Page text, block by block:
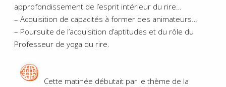
approfondissement de l’esprit intérieur du rire…
– Acquisition de capacités à former des animateurs…
– Poursuite de l’acquisition d’aptitudes et du rôle du
Professeur de yoga du rire.
Cette matinée débutait par le thème de la